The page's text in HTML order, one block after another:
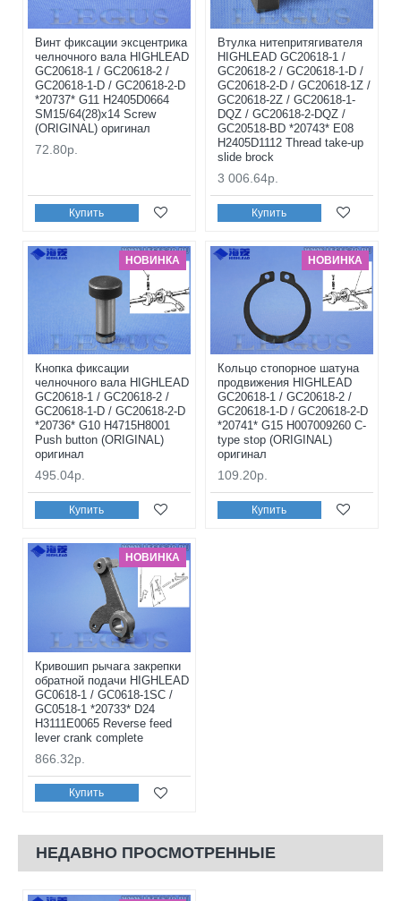
Винт фиксации эксцентрика
челночного вала HIGHLEAD
GC20618-1 / GC20618-2 /
GC20618-1-D / GC20618-2-D
*20737* G11 H2405D0664
SM15/64(28)x14 Screw
(ORIGINAL) оригинал
72.80р.
Купить
Втулка нитепритягивателя
HIGHLEAD GC20618-1 /
GC20618-2 / GC20618-1-D /
GC20618-2-D / GC20618-1Z /
GC20618-2Z / GC20618-1-
DQZ / GC20618-2-DQZ /
GC20518-BD *20743* E08
H2405D1112 Thread take-up
slide brock
3 006.64р.
Купить
НОВИНКА
Кнопка фиксации
челночного вала HIGHLEAD
GC20618-1 / GC20618-2 /
GC20618-1-D / GC20618-2-D
*20736* G10 H4715H8001
Push button (ORIGINAL)
оригинал
495.04р.
Купить
НОВИНКА
Кольцо стопорное шатуна
продвижения HIGHLEAD
GC20618-1 / GC20618-2 /
GC20618-1-D / GC20618-2-D
*20741* G15 H007009260 C-
type stop (ORIGINAL)
оригинал
109.20р.
Купить
НОВИНКА
Кривошип рычага закрепки
обратной подачи HIGHLEAD
GC0618-1 / GC0618-1SC /
GC0518-1 *20733* D24
H3111E0065 Reverse feed
lever crank complete
866.32р.
Купить
НЕДАВНО ПРОСМОТРЕННЫЕ